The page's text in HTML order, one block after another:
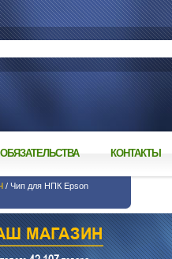
ОБЯЗАТЕЛЬСТВА КОНТАКТЫ
/ Чип для НПК Epson